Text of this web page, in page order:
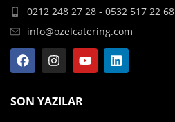
0212 248 27 28 - 0532 517 22 68
info@ozelcatering.com
SON YAZILAR